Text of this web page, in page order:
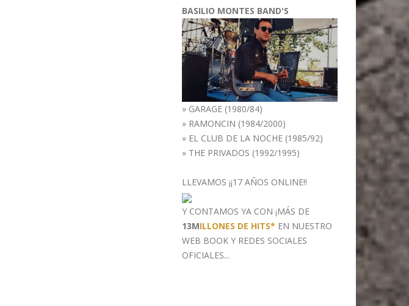
BASILIO MONTES BAND'S
» GARAGE (1980/84)
» RAMONCIN (1984/2000)
» EL CLUB DE LA NOCHE (1985/92)
» THE PRIVADOS (1992/1995)
LLEVAMOS ¡¡17 AÑOS ONLINE!!
Y CONTAMOS YA CON ¡MÁS DE
13MILLONES DE HITS* EN NUESTRO
WEB BOOK Y REDES SOCIALES
OFICIALES...